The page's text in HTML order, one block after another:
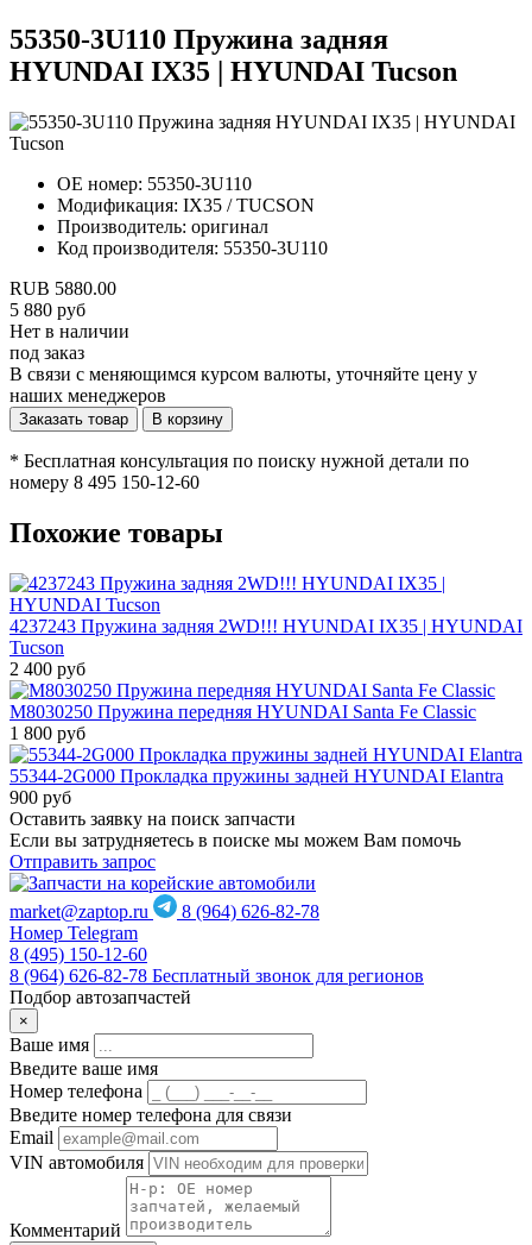
55350-3U110 Пружина задняя
HYUNDAI IX35 | HYUNDAI Tucson
OE номер: 55350-3U110
Модификация: IX35 / TUCSON
Производитель: оригинал
Код производителя: 55350-3U110
RUB 5880.00
5 880 руб
Нет в наличии
под заказ
В связи с меняющимся курсом валюты, уточняйте цену у
наших менеджеров
Заказать товар В корзину
* Бесплатная консультация по поиску нужной детали по
номеру 8 495 150-12-60
Похожие товары
4237243 Пружина задняя 2WD!!! HYUNDAI IX35 | HYUNDAI
Tucson
2 400 руб
M8030250 Пружина передняя HYUNDAI Santa Fe Classic
1 800 руб
55344-2G000 Прокладка пружины задней HYUNDAI Elantra
900 руб
Оставить заявку на поиск запчасти
Если вы затрудняетесь в поиске мы можем Вам помочь
Отправить запрос
market@zaptop.ru
8 (964) 626-82-78
Номер Telegram
8 (495) 150-12-60
8 (964) 626-82-78 Бесплатный звонок для регионов
Подбор автозапчастей
×
Ваше имя
Введите ваше имя
Номер телефона
Введите номер телефона для связи
Email
VIN автомобиля
Комментарий